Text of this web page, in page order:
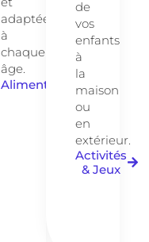
adaptée
à
chaque
âge.
Alimentation
de
vos
enfants
à
la
maison
ou
en
extérieur.
Activités
& Jeux